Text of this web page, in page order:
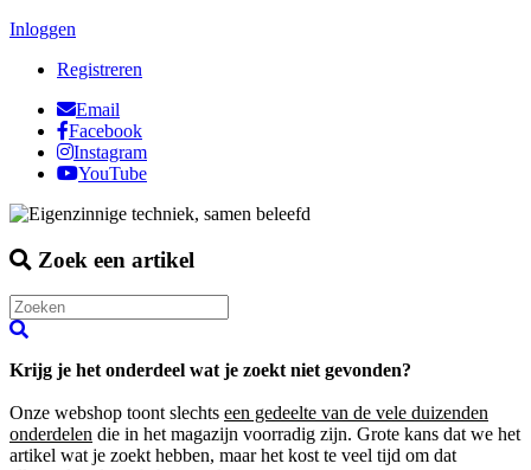
Inloggen
Registreren
Email
Facebook
Instagram
YouTube
Zoek een artikel
Krijg je het onderdeel wat je zoekt niet gevonden?
Onze webshop toont slechts een gedeelte van de vele duizenden
onderdelen die in het magazijn voorradig zijn. Grote kans dat we het
artikel wat je zoekt hebben, maar het kost te veel tijd om dat